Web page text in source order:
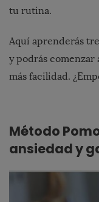
tu rutina.
Aquí aprenderás
y podrás comenzar
más facilidad.
Método
ansiedad y